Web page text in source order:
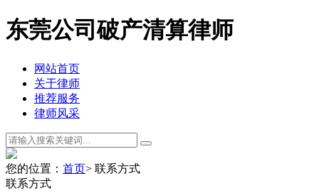
东莞公司破产清算律师
网站首页
关于律师
推荐服务
律师风采
您的位置： 首页> 联系方式
联系方式